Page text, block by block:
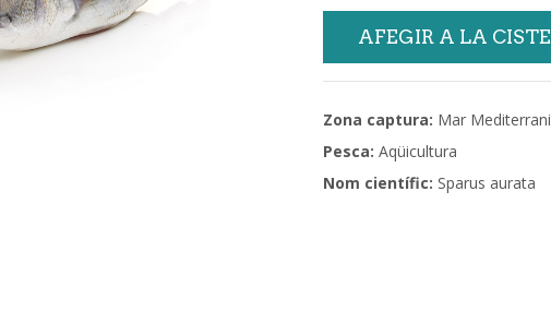
AFEGIR A LA
Zona captura: Mar Mediterrani
Pesca: Aqüicultura
Nom científic: Sparus aurata